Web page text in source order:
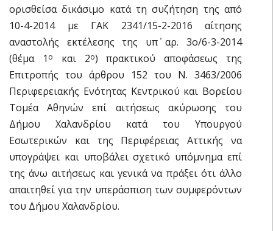
ορισθείσα δικάσιμο κατά τη συζήτηση της από
10-4-2014 με ΓΑΚ 2341/15-2-2016 αίτησης
αναστολής εκτέλεσης της υπ΄ αρ. 3ο/6-3-2014
(θέμα 1 ο και 2ο) πρακτικού αποφάσεως της
Επιτροπής του άρθρου 152 του Ν. 3463/2006
Περιφερειακής Ενότητας Κεντρικού και Βορείου
Τομέα Αθηνών επί αιτήσεως ακύρωσης του
Δήμου Χαλανδρίου κατά του Υπουργού
Εσωτερικών και της Περιφέρειας Αττικής να
υπογράψει και υποβάλει σχετικό υπόμνημα επί
της άνω αιτήσεως και γενικά να πράξει ότι άλλο
απαιτηθεί για την υπεράσπιση των συμφερόντων
του Δήμου Χαλανδρίου.